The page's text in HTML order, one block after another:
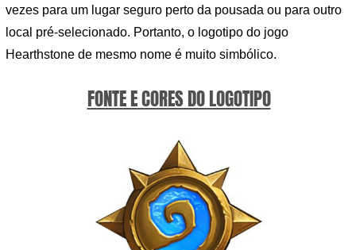
vezes para um lugar seguro perto da pousada ou para outro
local pré-selecionado. Portanto, o logotipo do jogo
Hearthstone de mesmo nome é muito simbólico.
FONTE E CORES DO LOGOTIPO